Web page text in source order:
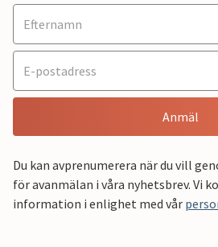
Anmäl
Du kan avprenumerera när du vill
för avanmälan i våra nyhetsbrev. Vi
information i enlighet med vår